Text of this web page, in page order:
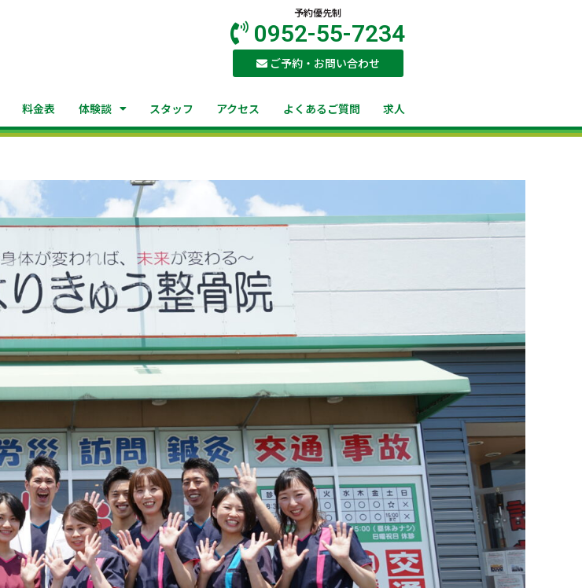
予約優先制
0952-55-7234
ご予約・お問い合わせ
料金表 体験談 スタッフ アクセス よくあるご質問 求人